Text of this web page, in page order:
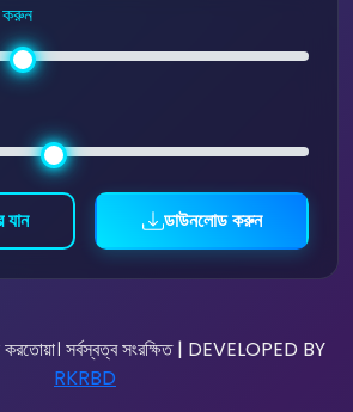
করুন
যান ডাউনলোড করুন
সর্বস্বত্ব সংরক্ষিত | DEVELOPED BY
RKRBD